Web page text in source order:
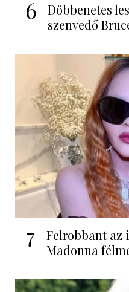
6
Döbbenetes
szenvedő
7
Felrobbant az
Madonna